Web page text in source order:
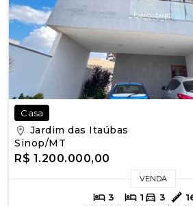
Casa
Jardim das Itaúbas
Sinop/MT
R$ 1.200.000,00
VENDA
3 1 3